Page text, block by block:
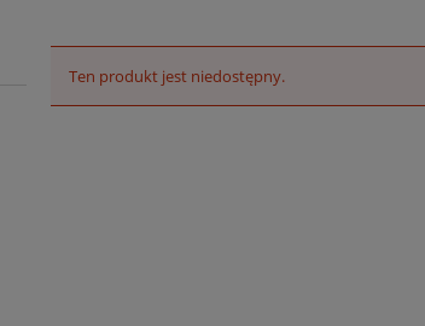
Ten produkt jest niedostępny.